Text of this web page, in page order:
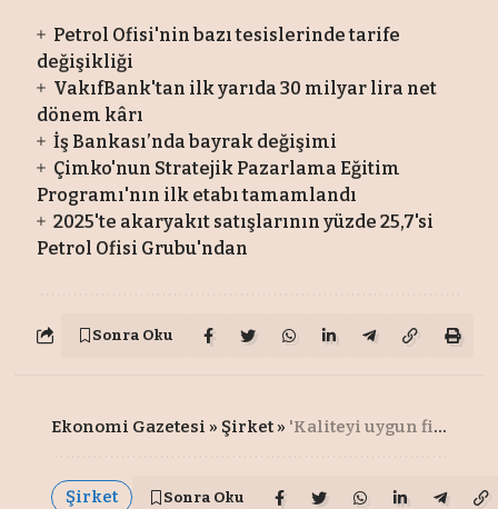
Petrol Ofisi'nin bazı tesislerinde tarife
değişikliği
VakıfBank'tan ilk yarıda 30 milyar lira net
dönem kârı
İş Bankası’nda bayrak değişimi
Çimko'nun Stratejik Pazarlama Eğitim
Programı'nın ilk etabı tamamlandı
2025'te akaryakıt satışlarının yüzde 25,7'si
Petrol Ofisi Grubu'ndan
Sonra Oku
Ekonomi Gazetesi » Şirket » 'Kaliteyi uygun fiyata satamayan ayakta kalamayacak'
Şirket Sonra Oku